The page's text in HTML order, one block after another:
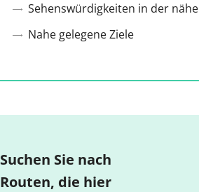
Sehenswürdigkeiten in der nähe
Nahe gelegene Ziele
Suchen Sie nach
Routen, die hier